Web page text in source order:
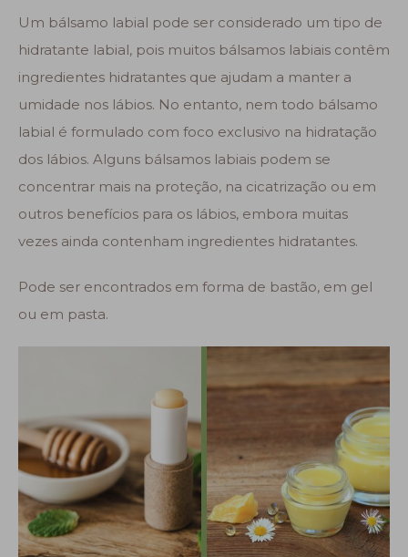
Um bálsamo labial pode ser considerado um tipo de
hidratante labial, pois muitos bálsamos labiais contêm
ingredientes hidratantes que ajudam a manter a
umidade nos lábios. No entanto, nem todo bálsamo
labial é formulado com foco exclusivo na hidratação
dos lábios. Alguns bálsamos labiais podem se
concentrar mais na proteção, na cicatrização ou em
outros benefícios para os lábios, embora muitas
vezes ainda contenham ingredientes hidratantes.
Pode ser encontrados em forma de bastão, em gel
ou em pasta.